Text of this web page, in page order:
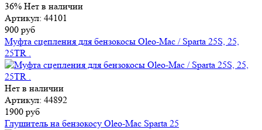
36% Нет в наличии
Артикул: 44101
900 руб
Муфта сцепления для бензокосы Oleo-Mac / Sparta 25S, 25,
25TR .
Нет в наличии
Артикул: 44892
1900 руб
Глушитель на бензокосу Oleo-Mac Sparta 25